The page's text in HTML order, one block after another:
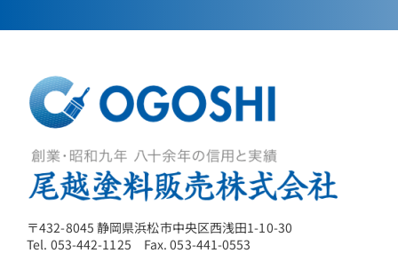
〒432-8045 静岡県浜松市中央区西浅田1-10-30
Tel. 053-442-1125 Fax. 053-441-0553